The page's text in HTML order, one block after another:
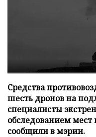
Средства
шесть дронов на
специалисты
обследованием
сообщили в мэрии.